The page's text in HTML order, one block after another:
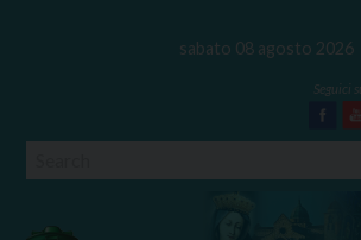
sabato 08 agosto 2026